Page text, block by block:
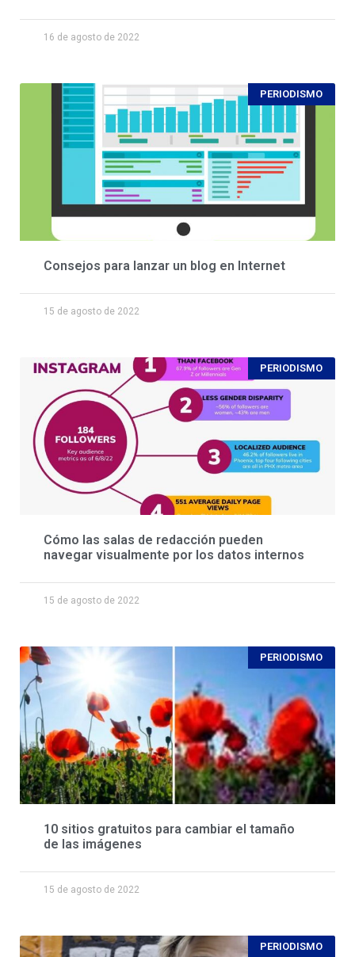
16 de agosto de 2022
PERIODISMO
Consejos para lanzar un blog en Internet
15 de agosto de 2022
PERIODISMO
Cómo las salas de redacción pueden
navegar visualmente por los datos internos
15 de agosto de 2022
PERIODISMO
10 sitios gratuitos para cambiar el tamaño
de las imágenes
15 de agosto de 2022
PERIODISMO